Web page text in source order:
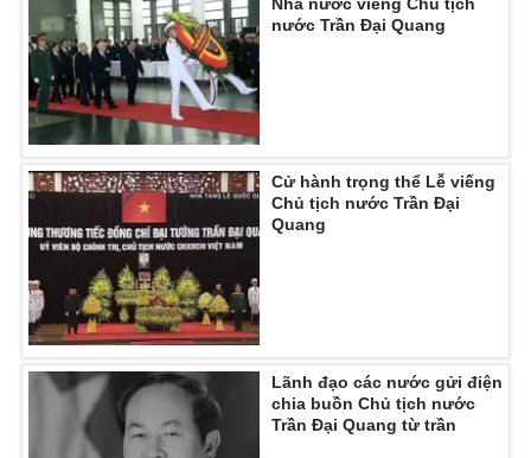
nước Trần Đại Quang
Cử hành trọng thể Lễ viếng
Chủ tịch nước Trần Đại
Quang
Lãnh đạo các nước gửi điện
chia buồn Chủ tịch nước
Trần Đại Quang từ trần